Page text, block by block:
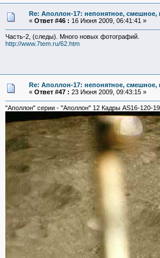
Re: Аполлон-17: непонятное, смешное,
« Ответ #46 : 16 Июня 2009, 06:41:41 »
Часть-2, (следы). Много новых фотографий.
http://www.7tem.ru/62.htm
Re: Аполлон-17: непонятное, смешное,
« Ответ #47 : 23 Июня 2009, 09:43:15 »
"Аполлон" серии - "Аполлон" 12 Кадры AS16-120-